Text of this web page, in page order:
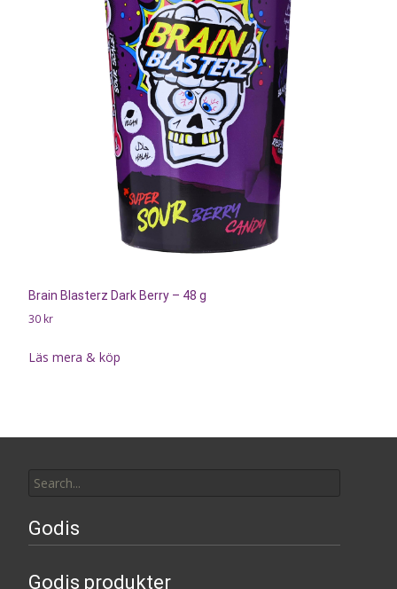
Brain Blasterz Dark Berry – 48 g
30 kr
Läs mera & köp
for:
Godis
Godis produkter